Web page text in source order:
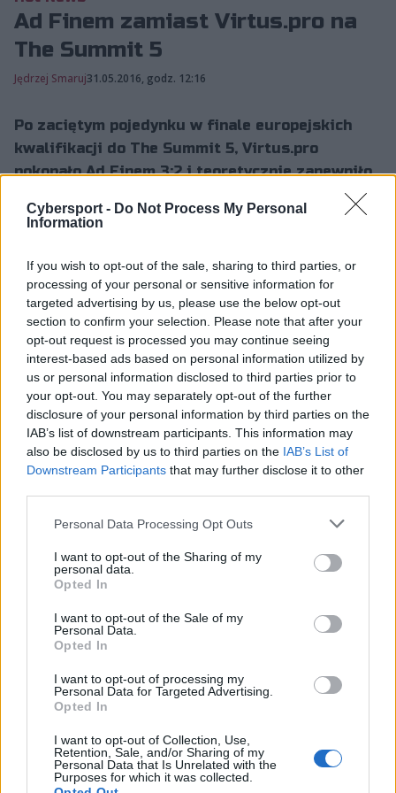
Cybersport - Do Not Process My Personal
Information
If you wish to opt-out of the sale, sharing to third parties, or
processing of your personal or sensitive information for
targeted advertising by us, please use the below opt-out
section to confirm your selection. Please note that after your
opt-out request is processed you may continue seeing
interest-based ads based on personal information utilized by
us or personal information disclosed to third parties prior to
your opt-out. You may separately opt-out of the further
disclosure of your personal information by third parties on the
IAB’s list of downstream participants. This information may
also be disclosed by us to third parties on the IAB’s List of
Downstream Participants that may further disclose it to other
Personal Data Processing Opt Outs
I want to opt-out of the Sharing of my
personal data.
Opted In
I want to opt-out of the Sale of my
Personal Data.
Opted In
I want to opt-out of processing my
Personal Data for Targeted Advertising.
Opted In
I want to opt-out of Collection, Use,
Retention, Sale, and/or Sharing of my
Personal Data that Is Unrelated with the
Purposes for which it was collected.
Ad Finem zamiast Virtus.pro na
The Summit 5
Jędrzej Smaruj31.05.2016, godz. 12:16
Po zaciętym pojedynku w finale europejskich
kwalifikacji do The Summit 5, Virtus.pro
pokonało Ad Finem 3:2 i teoretycznie zapewniło
Po zaciętym pojedynku w finale europejskich
kwalifikacji do The Summit 5, Virtus.pro pokonało Ad
Finem 3:2 i teoretycznie zapewniło sobie prawo do gry
w finałach LAN. Jednak po zakończeniu spotkania
powstało wiele kontrowersji.
Istnieje podejrzenie, że VP zastąpiło jednego ze swoich
graczy w trakcie rozgrywania meczu ze względu na
problemy z internetem. Nie byłoby w tym nic dziwnego,
gdyby nie fakt, że postanowili o tym nie informować
organizatorów oraz przeciwników. Rzekomy stand-in
turnieju. Organizatorzy The Summit, studio Beyond
The Summit, zapowiedziało śledztwo w tej sprawie.
Dzisiaj przy pomocy twittera Virtus.pro poinformowało,
We're withdrawing from The Summit 5.
— Team Virtus.pro (@TeamVirtuspro)
May 30,
2016
W podobnym czasie Beyond The Summit zamieściło
informację, że Ad Finem zastąpi Virtus.pro na finałach
LAN The Summit 5 ze względu na naruszenie